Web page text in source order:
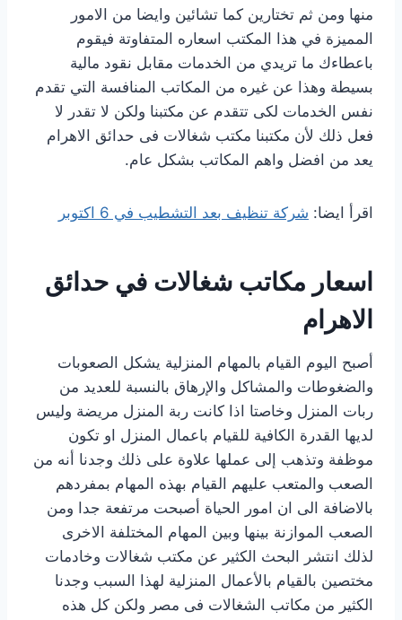
منها ومن ثم تختارين كما تشائين وايضا من الامور
المميزة في هذا المكتب اسعاره المتفاوتة فيقوم
باعطاءك ما تريدي من الخدمات مقابل نقود مالية
بسيطة وهذا عن غيره من المكاتب المنافسة التي تقدم
نفس الخدمات لكى تتقدم عن مكتبنا ولكن لا تقدر لا
فعل ذلك لأن مكتبنا مكتب شغالات فى حدائق الاهرام
يعد من افضل واهم المكاتب بشكل عام.
اقرأ ايضا: شركة تنظيف بعد التشطيب في 6 اكتوبر
اسعار مكاتب شغالات في حدائق
الاهرام
أصبح اليوم القيام بالمهام المنزلية يشكل الصعوبات
والضغوطات والمشاكل والإرهاق بالنسبة للعديد من
ربات المنزل وخاصتا اذا كانت ربة المنزل مريضة وليس
لديها القدرة الكافية للقيام باعمال المنزل او تكون
موظفة وتذهب إلى عملها علاوة على ذلك وجدنا أنه من
الصعب والمتعب عليهم القيام بهذه المهام بمفردهم
بالاضافة الى ان امور الحياة أصبحت مرتفعة جدا ومن
الصعب الموازنة بينها وبين المهام المختلفة الاخرى
لذلك انتشر البحث الكثير عن مكتب شغالات وخادمات
مختصين بالقيام بالأعمال المنزلية لهذا السبب وجدنا
الكثير من مكاتب الشغالات فى مصر ولكن كل هذه